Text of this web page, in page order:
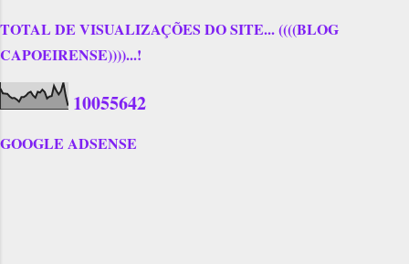
TOTAL DE VISUALIZAÇÕES DO SITE... ((((BLOG
CAPOEIRENSE))))...!
10055642
GOOGLE ADSENSE